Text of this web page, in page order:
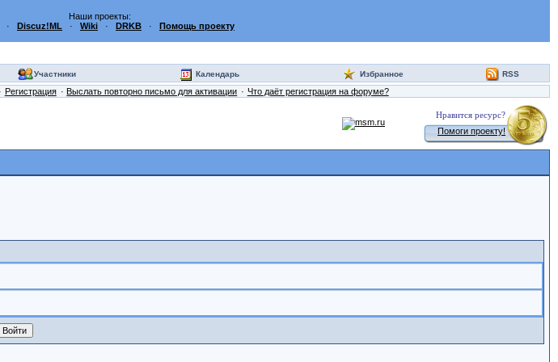
Наши проекты:
· Discuz!ML · Wiki · DRKB · Помощь проекту
Участники Календарь Избранное RSS
Регистрация Выслать повторно письмо для активации Что даёт регистрация на форуме?
Нравится ресурс?
Помоги проекту!